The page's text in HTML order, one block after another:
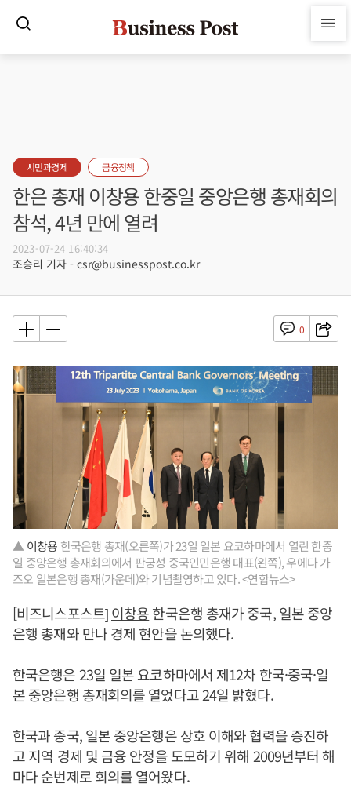
시민과경제 금융정책
한은 총재 이창용 한중일 중앙은행 총재회의
참석, 4년 만에 열려
2023-07-24 16:40:34
조승리 기자 - csr@businesspost.co.kr
0
▲ 이창용 한국은행 총재(오른쪽)가 23일 일본 요코하마에서 열린 한중
일 중앙은행 총재회의에서 판궁성 중국인민은행 대표(왼쪽), 우에다 가
즈오 일본은행 총재(가운데)와 기념촬영하고 있다. <연합뉴스>
[비즈니스포스트]이창용한국은행 총재가 중국, 일본 중앙
은행 총재와 만나 경제 현안을 논의했다.
한국은행은 23일 일본 요코하마에서 제12차 한국·중국·일
본 중앙은행 총재회의를 열었다고 24일 밝혔다.
한국과 중국, 일본 중앙은행은 상호 이해와 협력을 증진하
고 지역 경제 및 금융 안정을 도모하기 위해 2009년부터 해
마다 순번제로 회의를 열어왔다.